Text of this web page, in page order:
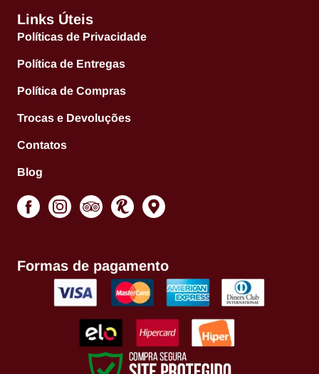
Links Úteis
Políticas de Privacidade
Política de Entregas
Política de Compras
Trocas e Devoluções
Contatos
Blog
Formas de pagamento